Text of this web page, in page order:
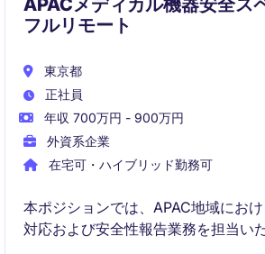
APACメディカル機器安全ス
フルリモート
東京都
正社員
年収 700万円 - 900万円
外資系企業
在宅可・ハイブリッド勤務可
本ポジションでは、APAC地域にお
対応および安全性報告業務を担当い